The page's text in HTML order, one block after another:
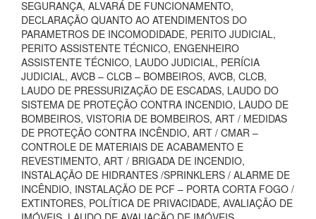
SEGURANÇA, ALVARÁ DE FUNCIONAMENTO,
DECLARAÇÃO QUANTO AO ATENDIMENTOS DO
PARAMETROS DE INCOMODIDADE, PERITO JUDICIAL,
PERITO ASSISTENTE TÉCNICO, ENGENHEIRO
ASSISTENTE TÉCNICO, LAUDO JUDICIAL, PERÍCIA
JUDICIAL, AVCB – CLCB – BOMBEIROS, AVCB, CLCB,
LAUDO DE PRESSURIZAÇÃO DE ESCADAS, LAUDO DO
SISTEMA DE PROTEÇÃO CONTRA INCENDIO, LAUDO DE
BOMBEIROS, VISTORIA DE BOMBEIROS, ART / MEDIDAS
DE PROTEÇÃO CONTRA INCÊNDIO, ART / CMAR –
CONTROLE DE MATERIAIS DE ACABAMENTO E
REVESTIMENTO, ART / BRIGADA DE INCENDIO,
INSTALAÇÃO DE HIDRANTES /SPRINKLERS / ALARME DE
INCÊNDIO, INSTALAÇÃO DE PCF – PORTA CORTA FOGO /
EXTINTORES, POLÍTICA DE PRIVACIDADE, AVALIAÇÃO DE